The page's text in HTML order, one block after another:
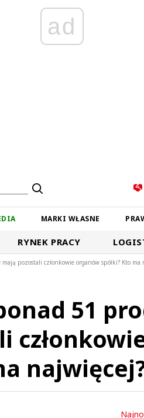
ad
MARKI WŁASNE
RYNEK PRACY
pozostali członkowie organów spółki? Kto ma
51